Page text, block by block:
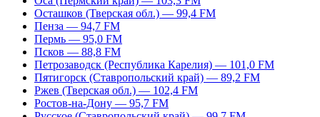
Осташков (Тверская обл.) — 99,4 FM
Пенза — 94,7 FM
Пермь — 95,0 FM
Псков — 88,8 FM
Петрозаводск (Республика Карелия) — 101,0 FM
Пятигорск (Ставропольский край) — 89,2 FM
Ржев (Тверская обл.) — 102,4 FM
Ростов-на-Дону — 95,7 FM